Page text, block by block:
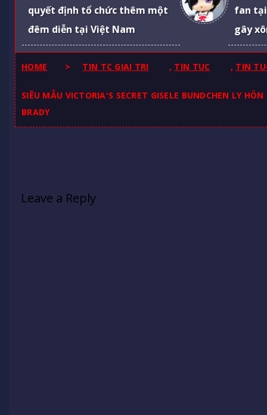
quyết định tổ chức thêm một
đêm diễn tại Việt Nam
fan tại
gây
HOME > TIN TC GIAI TRI , TIN TUC , TIN
SIÊU MẪU VICTORIA'S SECRET GISELE BUNDCHEN LY
BRADY
Leave a Reply